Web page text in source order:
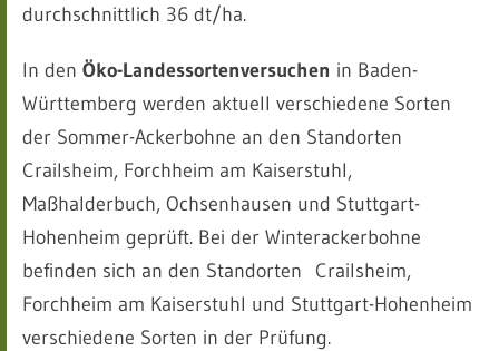
durchschnittlich 36 dt/ha.
In den Öko-Landessortenversuchen in Baden-
Württemberg werden aktuell verschiedene Sorten
der Sommer-Ackerbohne an den Standorten
Crailsheim, Forchheim am Kaiserstuhl,
Maßhalderbuch, Ochsenhausen und Stuttgart-
Hohenheim geprüft. Bei der Winterackerbohne
befinden sich an den Standorten Crailsheim,
Forchheim am Kaiserstuhl und Stuttgart-Hohenheim
verschiedene Sorten in der Prüfung.